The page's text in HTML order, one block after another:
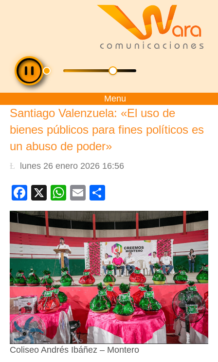
Menu
Santiago Valenzuela: «El uso de
bienes públicos para fines políticos es
un abuso de poder»
lunes 26 enero 2026 16:56
Facebook
X WhatsApp
Email
Coliseo Andrés Ibáñez – Montero